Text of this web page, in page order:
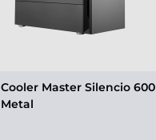
Cooler Master Silencio 600
Metal